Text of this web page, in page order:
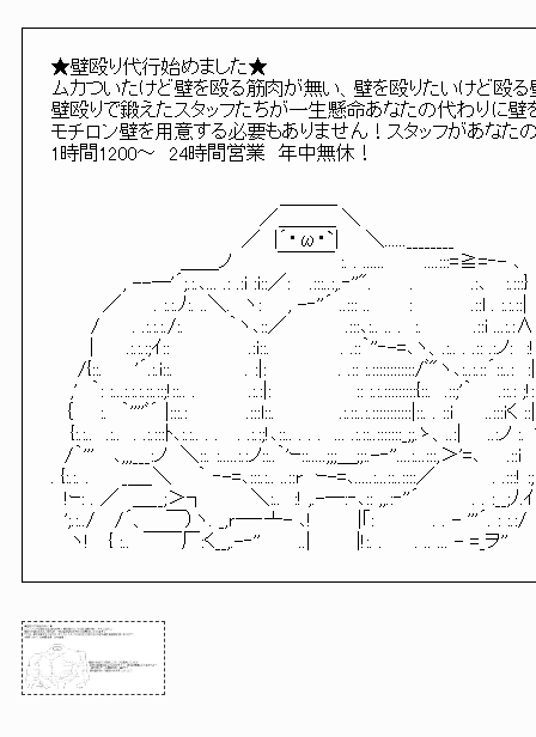
★壁殴り代行始めました★
ムカついたけど壁を殴る筋肉が無い、壁を殴りたいけど殴る
壁殴りで鍛えたスタッフたちが一生懸命あなたの代わりに壁
モチロン壁を用意する必要もありません！スタッフがあなた
1時間1200～　24時間営業　年中無休！
／＿＿＿ ＼
／　|´・ω・`|　　＼......________
＿＿ノ 　　　￣￣￣ :. . ......　　　....:::=≧=‐- ､
, --―'´;.:.､... .: .:i :i::／:　 .:::..:,.‐''". 　 　.　 　 　 .:､　 :.:::}
／　　 . :.:.ﾉ:. ..＼.　ヽ:　　, -‐''´ ..::: ..　 　 :　　　　 .::l . :.:.::|
/　　 . .:.:.:./:. 　 　 ｀ヽ､::／　　　　 .:::､:.. .. .　:.　　 　 .::i ...:.:∧
|　　 .:.:.:;ｲ::　　　　　　.:i::.　　 　 　 . .::｀''‐-=､ヽ、.:.. . .:: .:
/{::.　　 '´.:.i::.　　 　　　. :|:　　　　　 . .:: :.::::::::::::/ﾞ"ヽ､
,'　｀: :...:.:.:.::.::;!::.. .　　　　.:.:|:　　　　　　 :: :.:.:::::::::{::.　.::;'｀
｛　　:.　｀''''ﾞ´ |:::.:　　　　 .:::l::. 　　　　 .:.::..:.:::::::::::|::. . ::i　
{:.:..　.:..　. .:.:::ﾄ､:.:.. . .　 . .:.:;!､::.. . . .　... .:.::..:::::::_;;.ゝ、..:|　　..:ノ :.
/｀'''　 ､,,,___:ノ　＼::. :.....:.:ノ::..｀'ｰ::.....;;;＿;;:.-‐''....:...:::,＞'=､　　.::i
. {:.:. .　　 _＿_＼ 　 ｀ ‐-=､:::.:.. ..::r　ｰ-=､.....:...::..::::／　 　 　 . .:::!
!ｰ: . ／　＿__;＞┐　　　 ＼:..　:! ,.-―:‐､:: ,,.:‐''´　　　　. . :__;ﾉ.ｲ
';.:../　 /´、 　￣）ヽ. _,ｒ―‐亠- ､!　　　 |｢:　　　　 . . - '''´. : :.:/
ヽ!　 { :..　￣￣厂:く__,.-‐''　 　 ..|　　　 |!:. .　　 . .. ... - =_ヲ''